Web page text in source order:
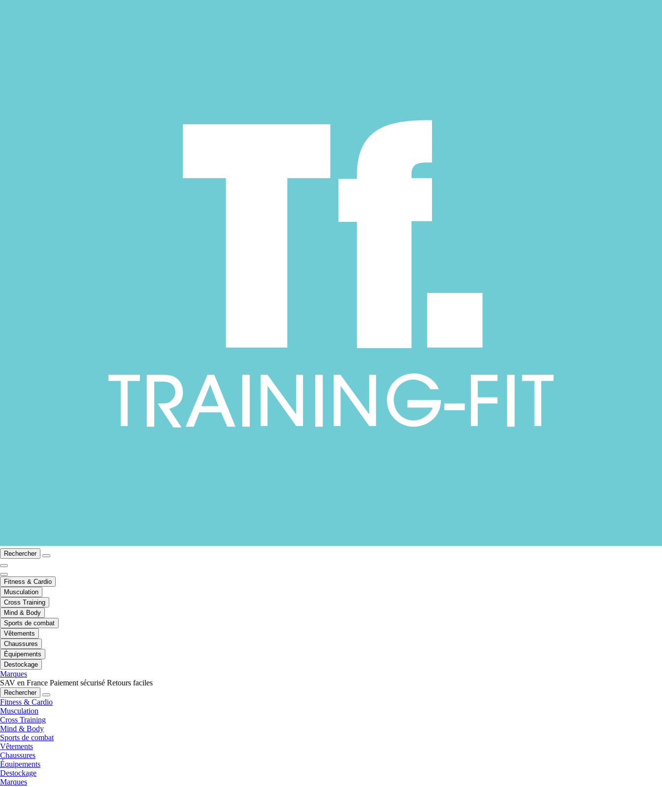
Rechercher
Fitness & Cardio
Musculation
Cross Training
Mind & Body
Sports de combat
Vêtements
Chaussures
Équipements
Destockage
Marques
SAV en France Paiement sécurisé Retours faciles
Rechercher
Fitness & Cardio
Musculation
Cross Training
Mind & Body
Sports de combat
Vêtements
Chaussures
Équipements
Destockage
Marques